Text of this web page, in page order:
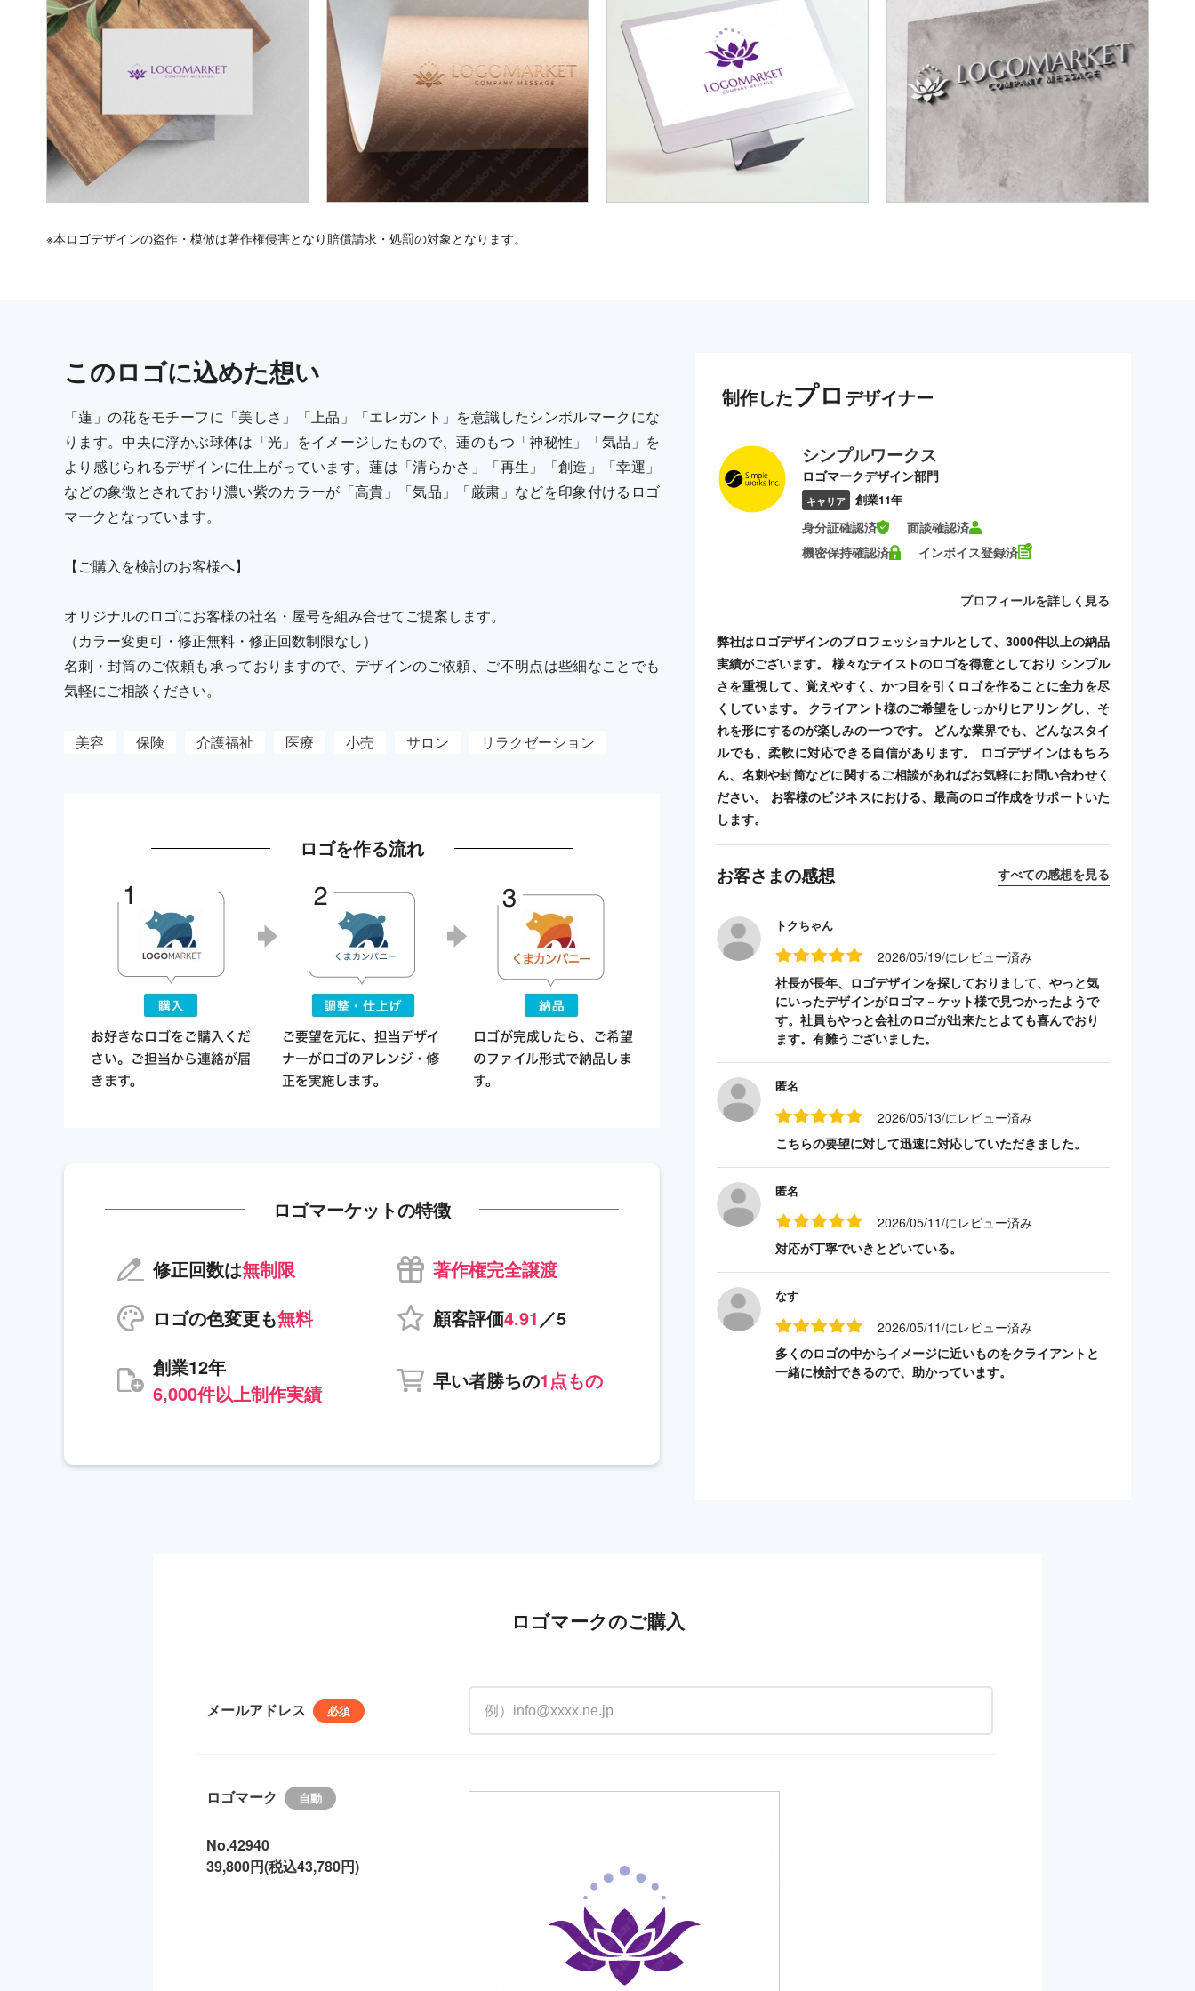
※本ロゴデザインの盗作・模倣は著作権侵害となり賠償請求・処罰の対象となります。
このロゴに込めた想い
「蓮」の花をモチーフに「美しさ」「上品」「エレガント」を意識したシンボルマークにな
ります。中央に浮かぶ球体は「光」をイメージしたもので、蓮のもつ「神秘性」「気品」を
より感じられるデザインに仕上がっています。蓮は「清らかさ」「再生」「創造」「幸運」
などの象徴とされており濃い紫のカラーが「高貴」「気品」「厳粛」などを印象付けるロゴ
マークとなっています。
【ご購入を検討のお客様へ】
オリジナルのロゴにお客様の社名・屋号を組み合せてご提案します。
（カラー変更可・修正無料・修正回数制限なし）
名刺・封筒のご依頼も承っておりますので、デザインのご依頼、ご不明点は些細なことでも
気軽にご相談ください。
美容 保険 介護福祉 医療 小売 サロン リラクゼーション
ロゴを作る流れ
ロゴマーケットの特徴
修正回数は無制限
著作権完全譲渡
ロゴの色変更も無料 顧客評価4.91 ／5
創業12年
6,000件以上制作実績
早い者勝ちの1点もの
制作したプロ デザイナー
シンプルワークス
ロゴマークデザイン部門
キャリア 創業11年
身分証確認済
面談確認済
機密保持確認済
インボイス登録済
プロフィールを詳しく見る
弊社はロゴデザインのプロフェッショナルとして、3000件以上の納品
実績がございます。 様々なテイストのロゴを得意としており シンプル
さを重視して、覚えやすく、かつ目を引くロゴを作ることに全力を尽
くしています。 クライアント様のご希望をしっかりヒアリングし、そ
れを形にするのが楽しみの一つです。 どんな業界でも、どんなスタイ
ルでも、柔軟に対応できる自信があります。 ロゴデザインはもちろ
ん、名刺や封筒などに関するご相談があればお気軽にお問い合わせく
ださい。 お客様のビジネスにおける、最高のロゴ作成をサポートいた
します。
お客さまの感想 すべての感想を見る
トクちゃん
2026/05/19/にレビュー済み
社長が長年、ロゴデザインを探しておりまして、やっと気
にいったデザインがロゴマ－ケット様で見つかったようで
す。社員もやっと会社のロゴが出来たとよても喜んでおり
ます。有難うございました。
匿名
2026/05/13/にレビュー済み
こちらの要望に対して迅速に対応していただきました。
匿名
2026/05/11/にレビュー済み
対応が丁寧でいきとどいている。
なす
2026/05/11/にレビュー済み
多くのロゴの中からイメージに近いものをクライアントと
一緒に検討できるので、助かっています。
ロゴマークのご購入
メールアドレス
ロゴマーク
No.42940
39,800円(税込43,780円)